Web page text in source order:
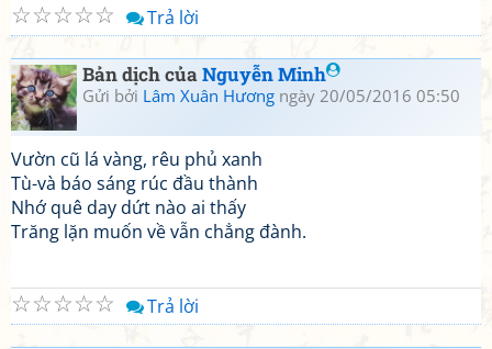
☆
☆
☆
☆
☆ Trả lời
Bản dịch củaNguyễn Minh
Gửi bởi Lâm Xuân Hương ngày 20/05/2016 05:50
Vườn cũ lá vàng, rêu phủ xanh
Tù-và báo sáng rúc đầu thành
Nhớ quê day dứt nào ai thấy
Trăng lặn muốn về vẫn chẳng đành.
☆
☆
☆
☆
☆ Trả lời